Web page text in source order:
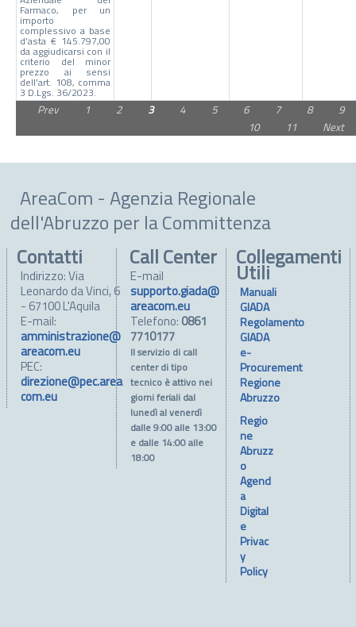
Farmaco, per un
importo
complessivo a base
d’asta € 145.797,00
da aggiudicarsi con il
criterio del minor
prezzo ai sensi
dell’art. 108, comma
3 D.Lgs. 36/2023.
Prev 1 2 3 4 5 6 7 8
9
10
11 Next
AreaCom - Agenzia Regionale
dell'Abruzzo per la Committenza
Contatti
Indirizzo: Via
Leonardo da Vinci, 6
- 67100 L'Aquila
E-mail:
amministrazione@
areacom.eu
PEC:
direzione@pec.area
com.eu
Collegamenti
Utili
Manuali
GIADA
Regolamento
GIADA
e-
Procurement
Regione
Abruzzo
Regio
ne
Abruzz
o
Agend
a
Digital
e
Privac
y
Policy
Call Center
E-mail
supporto.giada@
areacom.eu
Telefono: 0861
7710177
Il servizio di call
center di tipo
tecnico è attivo nei
giorni feriali dal
lunedì al venerdì
dalle 9:00 alle 13:00
e dalle 14:00 alle
18:00